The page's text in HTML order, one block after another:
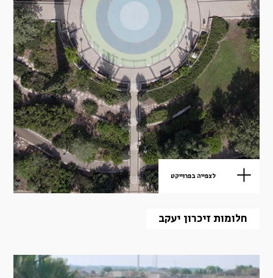
לצפייה בפרוייקט
חלומות זיכרון יעקב